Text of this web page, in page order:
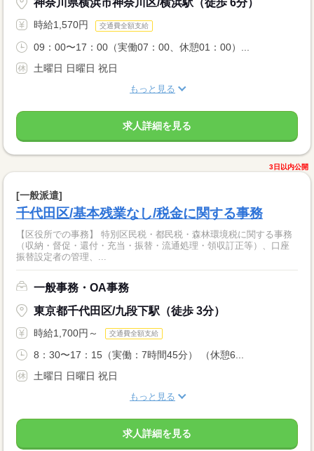
神奈川県横浜市神奈川区/横浜駅（徒歩 6分）
時給1,570円 交通費全額支給
09：00〜17：00（実働07：00、休憩01：00）...
土曜日 日曜日 祝日
もっと見る
求人詳細を見る
3日以内公開
[一般派遣]
千代田区/基本残業なし/税金に関する事務
【区役所での事務】 特別区民税・都民税・森林環境税に関する事務
（収納・督促・還付・充当・振替・流通処理・領収訂正等）、口座
振替設定者の管理、...
一般事務・OA事務
東京都千代田区/九段下駅（徒歩 3分）
時給1,700円～ 交通費全額支給
8：30〜17：15（実働：7時間45分） （休憩6...
土曜日 日曜日 祝日
もっと見る
求人詳細を見る